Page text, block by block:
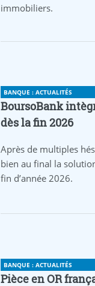
immobiliers.
BANQUE : ACTUALITÉS
BoursoBank
dès la fin 2026
Après de multiples
bien au final la
fin d’année 2026.
BANQUE : ACTUALITÉS
Pièce en OR